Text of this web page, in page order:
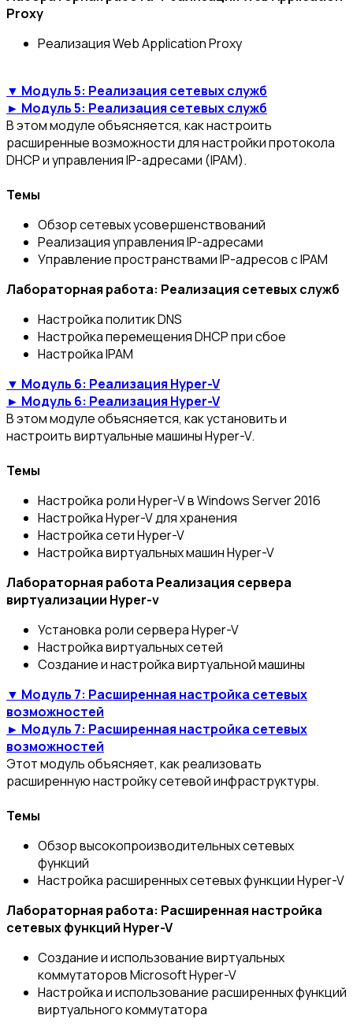
Proxy
Реализация Web Application Proxy
▼ Модуль 5: Реализация сетевых служб
► Модуль 5: Реализация сетевых служб
В этом модуле объясняется, как настроить
расширенные возможности для настройки протокола
DHCP и управления IP-адресами (IPAM).
Темы
Обзор сетевых усовершенствований
Реализация управления IP-адресами
Управление пространствами IP-адресов с IPAM
Лабораторная работа: Реализация сетевых служб
Настройка политик DNS
Настройка перемещения DHCP при сбое
Настройка IPAM
▼ Модуль 6: Реализация Hyper-V
► Модуль 6: Реализация Hyper-V
В этом модуле объясняется, как установить и
настроить виртуальные машины Hyper-V.
Темы
Настройка роли Hyper-V в Windows Server 2016
Настройка Hyper-V для хранения
Настройка сети Hyper-V
Настройка виртуальных машин Hyper-V
Лабораторная работа Реализация сервера
виртуализации Hyper-v
Установка роли сервера Hyper-V
Настройка виртуальных сетей
Создание и настройка виртуальной машины
▼ Модуль 7: Расширенная настройка сетевых
возможностей
► Модуль 7: Расширенная настройка сетевых
возможностей
Этот модуль объясняет, как реализовать
расширенную настройку сетевой инфраструктуры.
Темы
Обзор высокопроизводительных сетевых
функций
Настройка расширенных сетевых функции Hyper-V
Лабораторная работа: Расширенная настройка
сетевых функций Hyper-V
Создание и использование виртуальных
коммутаторов Microsoft Hyper-V
Настройка и использование расширенных функций
виртуального коммутатора